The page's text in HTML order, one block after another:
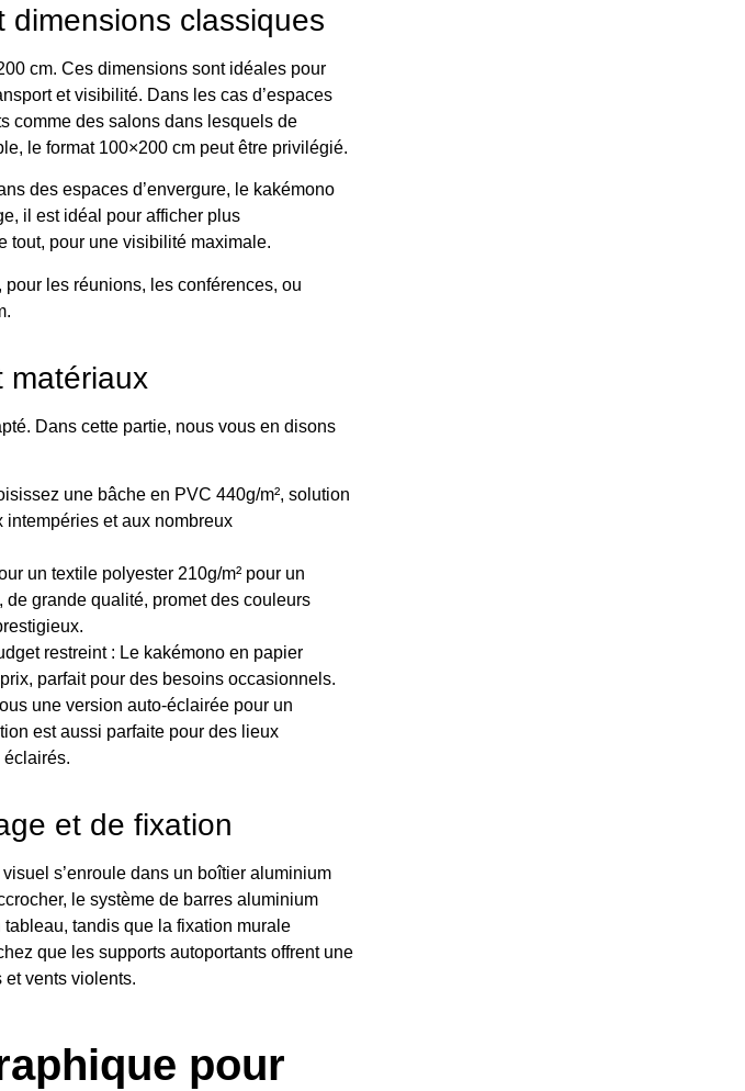
dimensions classiques
cm. Ces dimensions sont idéales pour
et visibilité. Dans les cas d’espaces
comme des salons dans lesquels de
le format 100×200 cm peut être privilégié.
des espaces d’envergure, le kakémono
il est idéal pour afficher plus
tout, pour une visibilité maximale.
les réunions, les conférences, ou
matériaux
Dans cette partie, nous vous en disons
une bâche en PVC 440g/m², solution
intempéries et aux nombreux
un textile polyester 210g/m² pour un
grande qualité, promet des couleurs
restreint : Le kakémono en papier
parfait pour des besoins occasionnels.
une version auto-éclairée pour un
est aussi parfaite pour des lieux
et de fixation
s’enroule dans un boîtier aluminium
le système de barres aluminium
tandis que la fixation murale
que les supports autoportants offrent une
et vents violents.
pour